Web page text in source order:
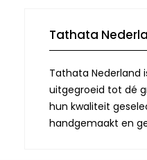
Tathata
Tathata Nederland
uitgegroeid tot dé
hun kwaliteit
handgemaakt en